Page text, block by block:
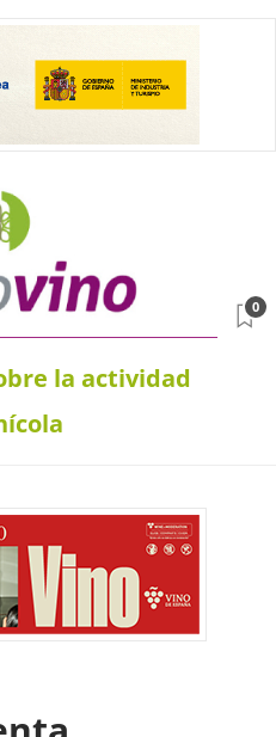
la actividad
0